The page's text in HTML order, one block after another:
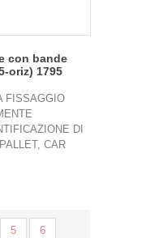
con bande
oriz) 1795
FISSAGGIO
DI
CAR
5 6